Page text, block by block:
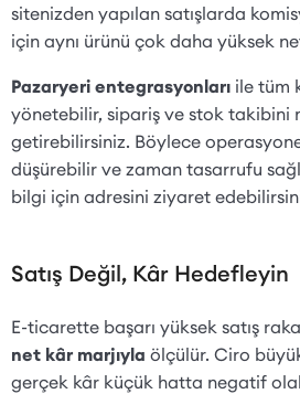
sitenizden yapılan satışlarda
için aynı ürünü çok daha yüksek
Pazaryeri entegrasyonları ile tüm
yönetebilir, sipariş ve stok takibini
getirebilirsiniz. Böylece
düşürebilir ve zaman tasarrufu
bilgi için adresini ziyaret
Satış Değil, Kâr Hedefleyin
E-ticarette başarı yüksek satış
net kâr marjıyla ölçülür. Ciro
gerçek kâr küçük hatta negatif